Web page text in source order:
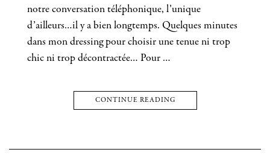
notre conversation téléphonique, l’unique
d’ailleurs…il y a bien longtemps. Quelques minutes
dans mon dressing pour choisir une tenue ni trop
chic ni trop décontractée… Pour …
CONTINUE READING